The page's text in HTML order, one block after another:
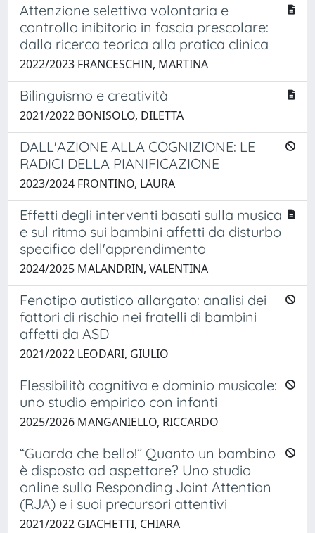
Attenzione selettiva volontaria e
controllo inibitorio in fascia prescolare:
dalla ricerca teorica alla pratica clinica
2022/2023 FRANCESCHIN, MARTINA
Bilinguismo e creatività
2021/2022 BONISOLO, DILETTA
DALL'AZIONE ALLA COGNIZIONE: LE
RADICI DELLA PIANIFICAZIONE
2023/2024 FRONTINO, LAURA
Effetti degli interventi basati sulla musica
e sul ritmo sui bambini affetti da disturbo
specifico dell'apprendimento
2024/2025 MALANDRIN, VALENTINA
Fenotipo autistico allargato: analisi dei
fattori di rischio nei fratelli di bambini
affetti da ASD
2021/2022 LEODARI, GIULIO
Flessibilità cognitiva e dominio musicale:
uno studio empirico con infanti
2025/2026 MANGANIELLO, RICCARDO
“Guarda che bello!” Quanto un bambino
è disposto ad aspettare? Uno studio
online sulla Responding Joint Attention
(RJA) e i suoi precursori attentivi
2021/2022 GIACHETTI, CHIARA